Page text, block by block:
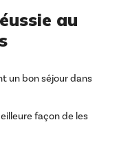
au
un bon séjour dans
façon de les